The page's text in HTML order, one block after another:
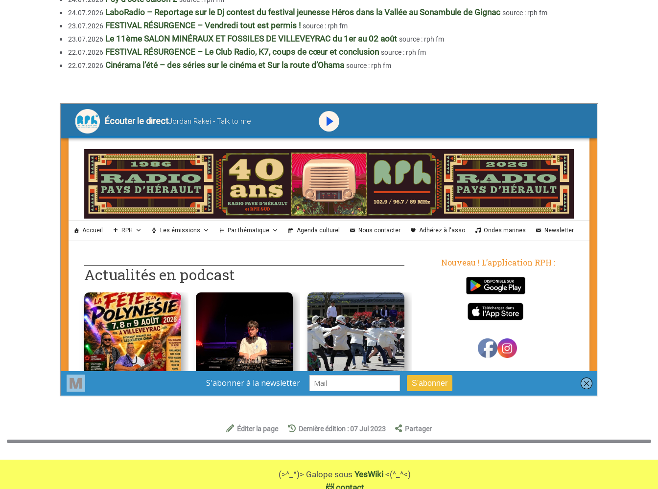
24.07.2026 LaboRadio – Reportage sur le Dj contest du festival jeunesse Héros dans la Vallée au Sonambule de Gignac source : rph fm
23.07.2026 FESTIVAL RÉSURGENCE – Vendredi tout est permis ! source : rph fm
23.07.2026 Le 11ème SALON MINÉRAUX ET FOSSILES DE VILLEVEYRAC du 1er au 02 août source : rph fm
22.07.2026 FESTIVAL RÉSURGENCE – Le Club Radio, K7, coups de cœur et conclusion source : rph fm
22.07.2026 Cinérama l’été – des séries sur le cinéma et Sur la route d’Ohama source : rph fm
Éditer la page Dernière édition : 07 Jul 2023 Partager
(>^_^)> Galope sous YesWiki <(^_^<)